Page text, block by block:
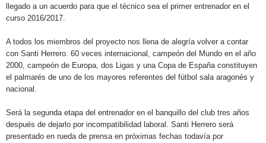
llegado a un acuerdo para que el técnico sea el primer entrenador en el
curso 2016/2017.
A todos los miembros del proyecto nos llena de alegría volver a contar
con Santi Herrero. 60 veces internacional, campeón del Mundo en el año
2000, campeón de Europa, dos Ligas y una Copa de España constituyen
el palmarés de uno de los mayores referentes del fútbol sala aragonés y
nacional.
Será la segunda etapa del entrenador en el banquillo del club tres años
después de dejarlo por incompatibilidad laboral. Santi Herrero será
presentado en rueda de prensa en próximas fechas todavía por